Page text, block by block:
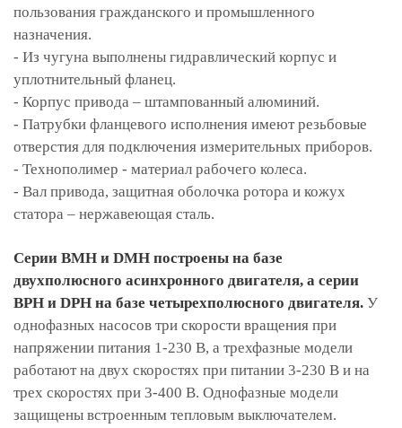
пользования гражданского и промышленного
назначения.
- Из чугуна выполнены гидравлический корпус и
уплотнительный фланец.
- Корпус привода – штампованный алюминий.
- Патрубки фланцевого исполнения имеют резьбовые
отверстия для подключения измерительных приборов.
- Технополимер - материал рабочего колеса.
- Вал привода, защитная оболочка ротора и кожух
статора – нержавеющая сталь.
Серии BMH и DMH построены на базе
двухполюсного асинхронного двигателя, а серии
BPH и DPH на базе четырехполюсного двигателя. У
однофазных насосов три скорости вращения при
напряжении питания 1-230 В, а трехфазные модели
работают на двух скоростях при питании 3-230 В и на
трех скоростях при 3-400 В. Однофазные модели
защищены встроенным тепловым выключателем.